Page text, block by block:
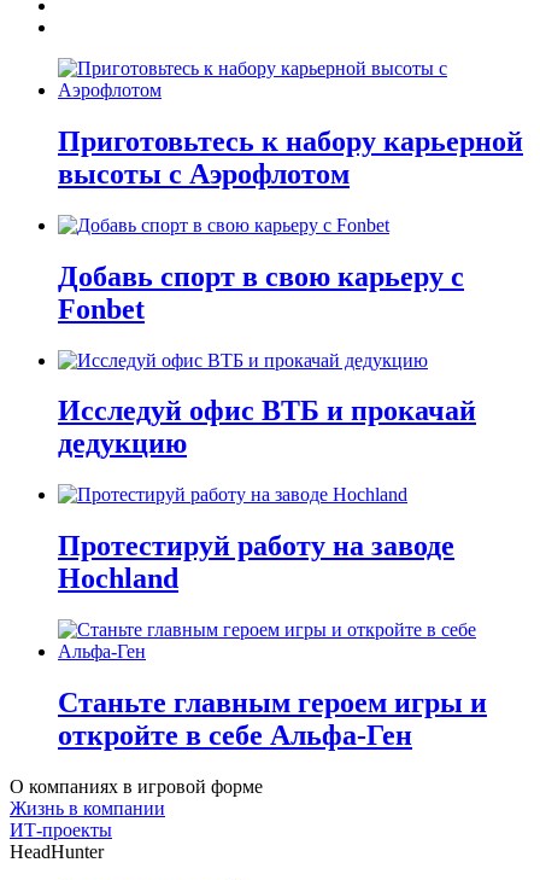
Приготовьтесь к набору карьерной
высоты с Аэрофлотом
Добавь спорт в свою карьеру с
Fonbet
Исследуй офис ВТБ и прокачай
дедукцию
Протестируй работу на заводе
Hochland
Станьте главным героем игры и
откройте в себе Альфа-Ген
О компаниях в игровой форме
Жизнь в компании
ИТ-проекты
HeadHunter